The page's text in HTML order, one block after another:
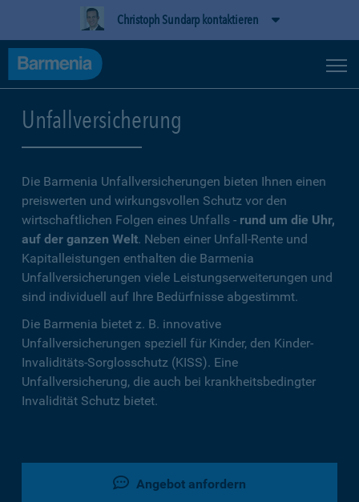
Christoph Sundarp kontaktieren
Unfallversicherung
Die Barmenia Unfallversicherungen bieten Ihnen einen
preiswerten und wirkungsvollen Schutz vor den
wirtschaftlichen Folgen eines Unfalls - rund um die Uhr,
auf der ganzen Welt. Neben einer Unfall-Rente und
Kapitalleistungen enthalten die Barmenia
Unfallversicherungen viele Leistungserweiterungen und
sind individuell auf Ihre Bedürfnisse abgestimmt.
Die Barmenia bietet z. B. innovative
Unfallversicherungen speziell für Kinder, den Kinder-
Invaliditäts-Sorglosschutz (KISS). Eine
Unfallversicherung, die auch bei krankheitsbedingter
Invalidität Schutz bietet.
Angebot anfordern